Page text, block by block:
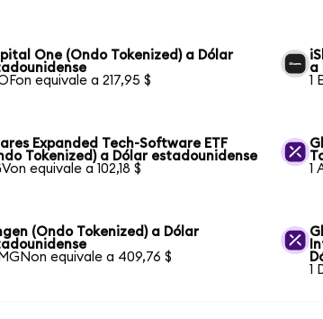
One (Ondo Tokenized) a Dólar
equivale a 217,95 $
a
1
Expanded Tech-Software ETF
Tokenized) a Dólar estadounidense
equivale a 102,18 $
1
(Ondo Tokenized) a Dólar
equivale a 409,76 $
1